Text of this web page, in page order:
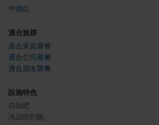
中價位
適合族群
適合家庭聚餐
適合公司聚餐
適合朋友聚餐
設施特色
自助吧
冰品吃到飽